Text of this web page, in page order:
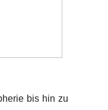
bis hin zu